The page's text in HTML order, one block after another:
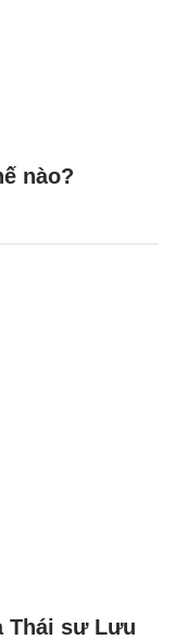
nào?
Thái sư Lưu